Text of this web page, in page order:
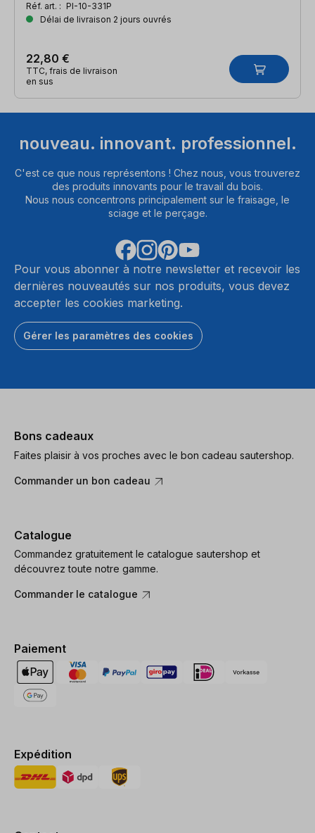
Réf. art. : PI-10-331P
Délai de livraison 2 jours ouvrés
22,80 €
TTC, frais de livraison
en sus
nouveau. innovant. professionnel.
C'est ce que nous représentons ! Chez nous, vous trouverez
des produits innovants pour le travail du bois.
Nous nous concentrons principalement sur le fraisage, le
sciage et le perçage.
Pour vous abonner à notre newsletter et recevoir les
dernières nouveautés sur nos produits, vous devez
accepter les cookies marketing.
Gérer les paramètres des cookies
Bons cadeaux
Faites plaisir à vos proches avec le bon cadeau sautershop.
Commander un bon cadeau
Catalogue
Commandez gratuitement le catalogue sautershop et
découvrez toute notre gamme.
Commander le catalogue
Paiement
Expédition